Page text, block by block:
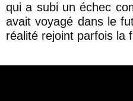
qui a subi un échec
avait voyagé dans le
réalité rejoint parfois la